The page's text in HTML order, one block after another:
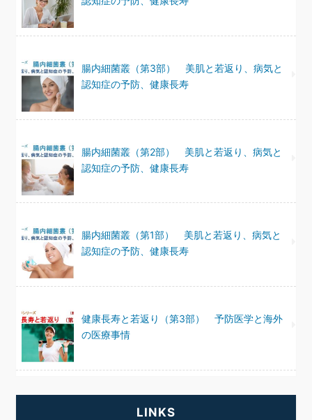
腸内細菌叢（第3部） 美肌と若返り、病気と
認知症の予防、健康長寿
腸内細菌叢（第2部） 美肌と若返り、病気と
認知症の予防、健康長寿
腸内細菌叢（第1部） 美肌と若返り、病気と
認知症の予防、健康長寿
健康長寿と若返り（第3部） 予防医学と海外
の医療事情
LINKS